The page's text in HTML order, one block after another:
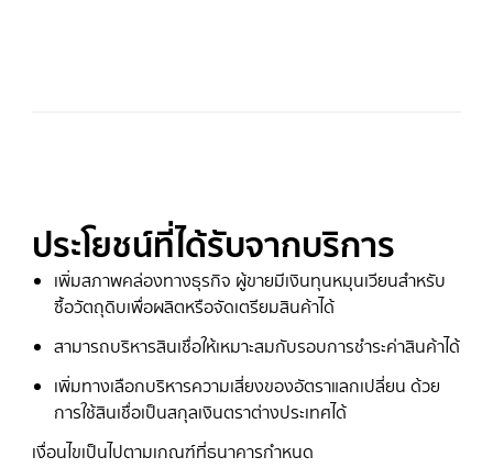
ประโยชน์ที่ได้รับจากบริการ
เพิ่มสภาพคล่องทางธุรกิจ ผู้ขายมีเงินทุนหมุนเวียนสำหรับ
ซื้อวัตถุดิบเพื่อผลิตหรือจัดเตรียมสินค้าได้
สามารถบริหารสินเชื่อให้เหมาะสมกับรอบการชำระค่าสินค้าได้
เพิ่มทางเลือกบริหารความเสี่ยงของอัตราแลกเปลี่ยน ด้วย
การใช้สินเชื่อเป็นสกุลเงินตราต่างประเทศได้
เงื่อนไขเป็นไปตามเกณฑ์ที่ธนาคารกำหนด